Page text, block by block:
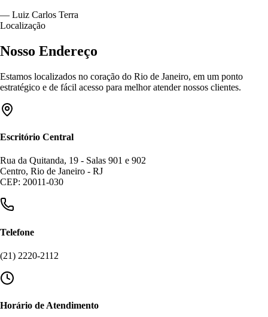
— Luiz Carlos Terra
Localização
Nosso Endereço
Estamos localizados no coração do Rio de Janeiro, em um ponto
estratégico e de fácil acesso para melhor atender nossos clientes.
Escritório Central
Rua da Quitanda, 19 - Salas 901 e 902
Centro, Rio de Janeiro - RJ
CEP: 20011-030
Telefone
(21) 2220-2112
Horário de Atendimento